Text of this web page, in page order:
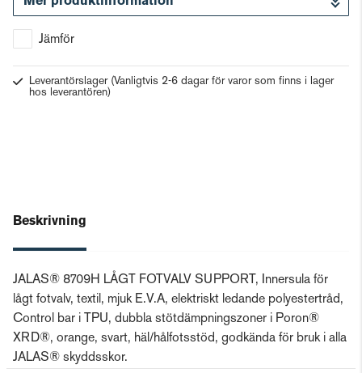
Jämför
Leverantörslager (Vanligtvis 2-6 dagar för varor som finns i lager
hos leverantören)
Beskrivning
JALAS® 8709H LÅGT FOTVALV SUPPORT, Innersula för
lågt fotvalv, textil, mjuk E.V.A, elektriskt ledande polyestertråd,
Control bar i TPU, dubbla stötdämpningszoner i Poron®
XRD®, orange, svart, häl/hålfotsstöd, godkända för bruk i alla
JALAS® skyddsskor.